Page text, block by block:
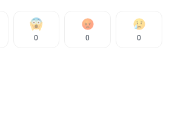
0 0 0